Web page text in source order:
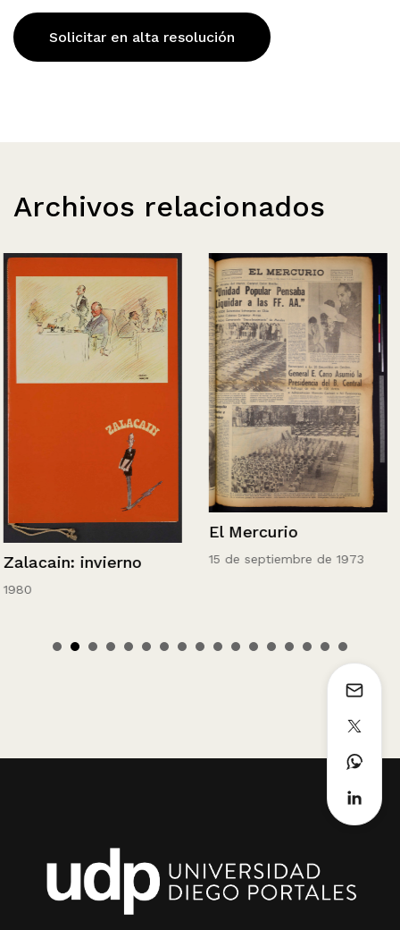
Solicitar en alta resolución
Archivos relacionados
Zalacain: invierno
1980
El Mercurio
15 de septiembre de 1973